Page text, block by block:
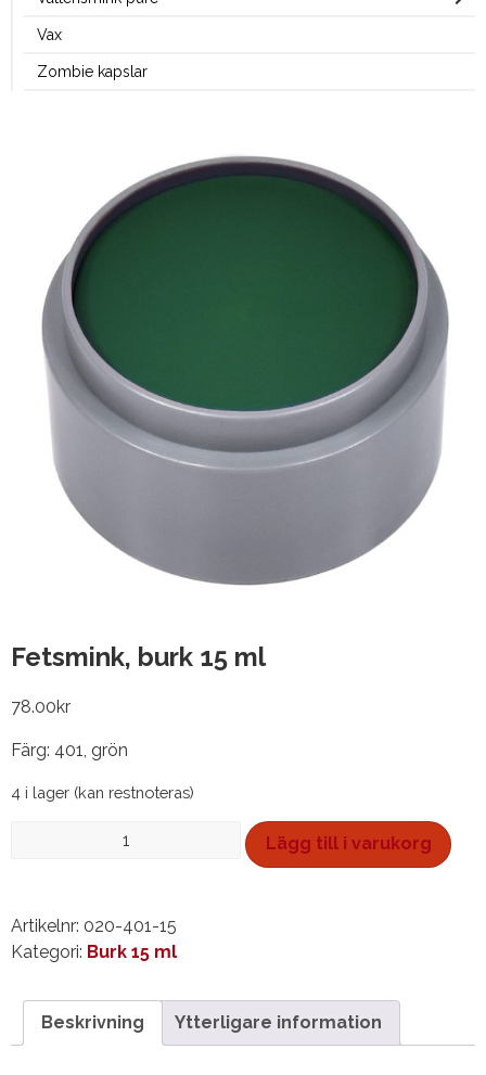
Vax
Zombie kapslar
Fetsmink, burk 15 ml
78.00kr
Färg: 401, grön
4 i lager (kan restnoteras)
mängd
Lägg till i varukorg
Artikelnr: 020-401-15
Kategori: Burk 15 ml
Beskrivning Ytterligare information